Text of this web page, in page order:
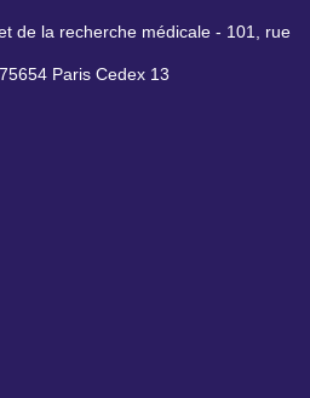
conforme)
de la recherche médicale - 101, rue
Paris Cedex 13